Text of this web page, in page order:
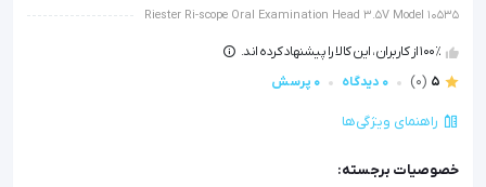
Riester Ri-scope Oral Examination Head 3.5V Model 10535
100٪ از کاربران، این کالا را پیشنهاد کرده اند.
5
(0) 0 دیدگاه 0 پرسش
راهنمای ویژگی‌ها
خصوصیات برجسته: